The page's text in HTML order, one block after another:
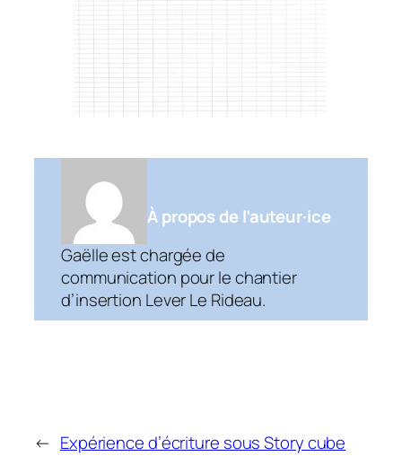
À propos de l’auteur·ice
Gaëlle est chargée de
communication pour le chantier
d’insertion Lever Le Rideau.
← Expérience d’écriture sous Story cube